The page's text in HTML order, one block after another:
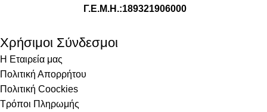
Γ.Ε.Μ.Η.:189321906000
Χρήσιμοι Σύνδεσμοι
Η Εταιρεία μας
Πολιτική Απορρήτου
Πολιτική Coockies
Τρόποι Πληρωμής